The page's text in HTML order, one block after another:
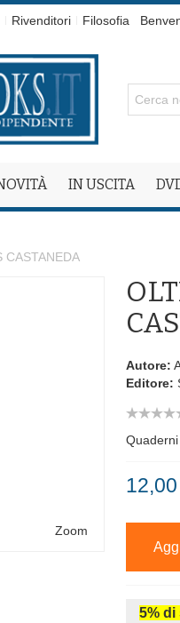
Rivenditori Filosofia
IN USCITA
CASTANEDA
Zoom
Autore:
Editore:
5%